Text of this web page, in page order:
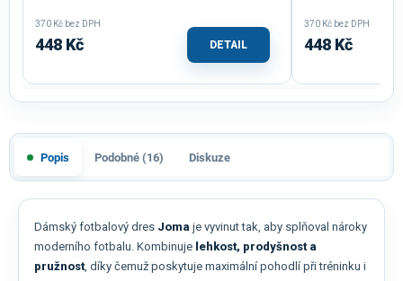
370 Kč bez DPH
448 Kč DETAIL
370 Kč bez DPH
448 Kč
Popis Podobné (16) Diskuze
Dámský fotbalový dres Joma je vyvinut tak, aby splňoval nároky
moderního fotbalu. Kombinuje lehkost, prodyšnost a
pružnost, díky čemuž poskytuje maximální pohodlí při tréninku i